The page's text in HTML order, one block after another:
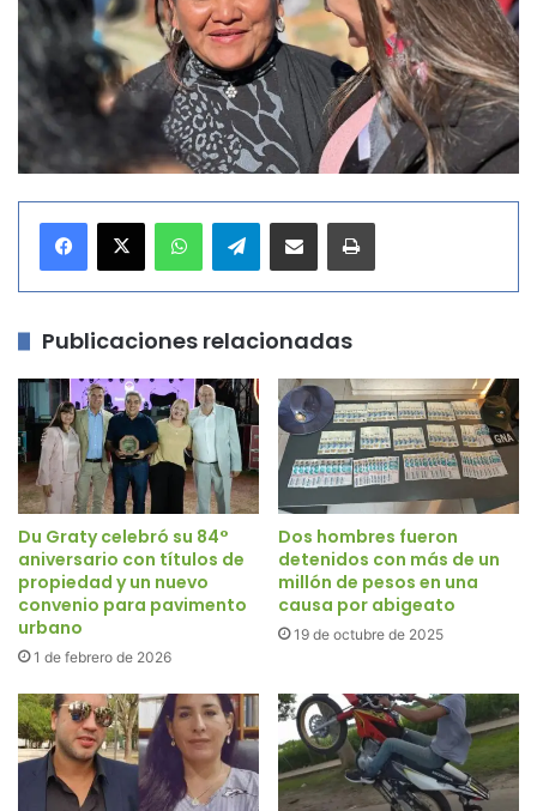
Telegram
Publicaciones relacionadas
Du Graty celebró su 84°
aniversario con títulos de
propiedad y un nuevo
convenio para pavimento
urbano
1 de febrero de 2026
Dos hombres fueron
detenidos con más de un
millón de pesos en una
causa por abigeato
19 de octubre de 2025